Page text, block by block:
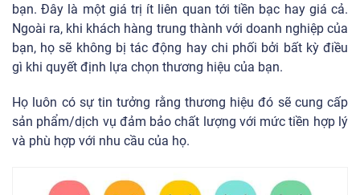
bạn. Đây là một giá trị ít liên quan tới tiền bạc hay giá cả.
Ngoài ra, khi khách hàng trung thành với doanh nghiệp của
bạn, họ sẽ không bị tác động hay chi phối bởi bất kỳ điều
gì khi quyết định lựa chọn thương hiệu của bạn.
Họ luôn có sự tin tưởng rằng thương hiệu đó sẽ cung cấp
sản phẩm/dịch vụ đảm bảo chất lượng với mức tiền hợp lý
và phù hợp với nhu cầu của họ.